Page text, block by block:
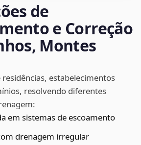
de
e Correção
Montes
estabelecimentos
resolvendo diferentes
em sistemas de escoamento
drenagem irregular